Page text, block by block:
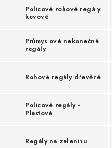
KONTAKTY
Odstoupení od kupní smlouvy
Cookies
Bezpečnostní certifikáty
Policové rohové regály
kovové
Průmyslové nekonečné
regály
Rohové regály dřevěné
Policové regály -
Plastové
Regály na zeleninu